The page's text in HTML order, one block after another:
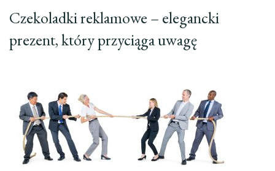
Czekoladki reklamowe – elegancki
prezent, który przyciąga uwagę